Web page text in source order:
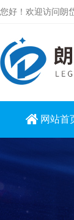
您好！欢迎访问朗
网站首